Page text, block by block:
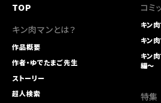
TOP
キン肉マンとは？
作品概要
作者・ゆでたまご先生
ストーリー
超人検索
コミ
キン
キン
キン
編～
特集